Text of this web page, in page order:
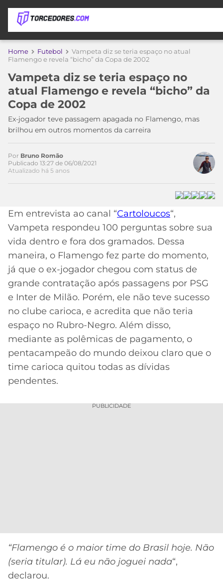
APOSTAS
DE
APOSTA
MELHORES
SITES
DE
APOSTAS
2026
BETBOOM
CÓDIGO
DE
INDICAÇÃO
BET365
CÓDIGO
BETANO
MELHORES
APPS
DE
APOSTAS
COPA
DO
MUNDO
TIMES
MEU
TIME
PALMEIRAS
CORINTHIANS
SÃO
PAULO
SANTOS
FLUMINENSE
BOTAFOGO
CRUZEIRO
CAMPEONATOS
SÉRIE
A
LIBERTADORES
COPA
DO
BRASIL
PREMIER
LEAGUE
COPA
SUL-
AMERICANA
ESPORTIVA
MERCADO
DA
BOLA
PALPITES
Home Futebol
Vampeta diz se teria espaço no atual
Flamengo e revela “bicho” da Copa de 2002
Vampeta diz se teria espaço no
atual Flamengo e revela “bicho” da
Copa de 2002
Ex-jogador teve passagem apagada no Flamengo, mas
brilhou em outros momentos da carreira
Por Bruno Romão
Publicado 13:27 de 06/08/2021
Atualizado há 5 anos
Em entrevista ao canal “Cartoloucos“,
Vampeta respondeu 100 perguntas sobre sua
vida dentro e fora dos gramados. Dessa
maneira, o Flamengo fez parte do momento,
já que o ex-jogador chegou com status de
grande contratação após passagens por PSG
e Inter de Milão. Porém, ele não teve sucesso
no clube carioca, e acredita que não teria
espaço no Rubro-Negro. Além disso,
mediante as polêmicas de pagamento, o
pentacampeão do mundo deixou claro que o
time carioca quitou todas as dívidas
pendentes.
PUBLICIDADE
“Flamengo é o maior time do Brasil hoje. Não
(seria titular). Lá eu não joguei nada“,
declarou.